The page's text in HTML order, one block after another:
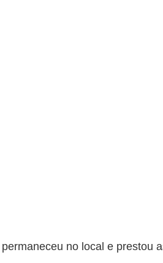
no local e prestou